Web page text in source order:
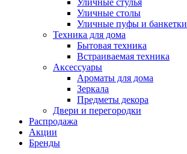
Уличные стулья
Уличные столы
Уличные пуфы и банкетки
Техника для дома
Бытовая техника
Встраиваемая техника
Аксессуары
Ароматы для дома
Зеркала
Предметы декора
Двери и перегородки
Распродажа
Акции
Бренды